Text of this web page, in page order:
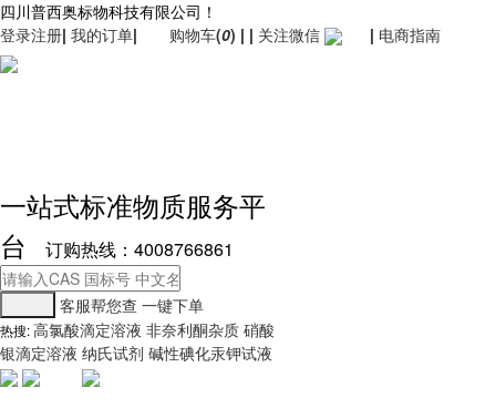
四川普西奥标物科技有限公司！
登录注册| 我的订单| 购物车(0) | | 关注微信 | 电商指南
一站式标准物质服务平
台
订购热线：4008766861
客服帮您查 一键下单
热搜:高氯酸滴定溶液 非奈利酮杂质 硝酸
银滴定溶液 纳氏试剂 碱性碘化汞钾试液